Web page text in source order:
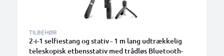
TILBEHØR
2-i-1 selfiestang og stativ - 1 m lang udtrækkelig
teleskopisk etbensstativ med trådløs Bluetooth-